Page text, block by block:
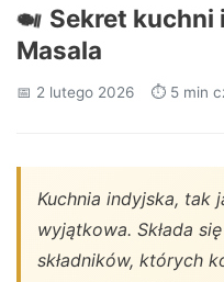
🍛 Sekret kuchni
Masala
📅 2 lutego 2026 ⏱️ 5 min
Kuchnia indyjska, tak
wyjątkowa. Składa
składników, których